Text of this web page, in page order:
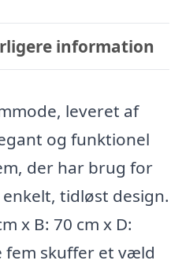
information
leveret af
og funktionel
der har brug for
tidløst design.
x B: 70 cm x D:
fem skuffer et væld